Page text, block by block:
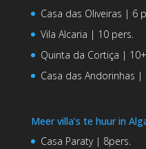
Casa das Oliveiras | 6
Vila Alcaria | 10 pers.
Quinta da Cortiça |
Casa das Andorinhas |
Meer villa’s te huur in
Casa Paraty | 8pers.